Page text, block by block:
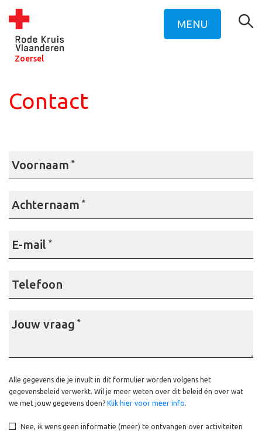
Zoersel
MENU
Contact
Voornaam *
Achternaam *
E-mail *
Telefoon
Jouw vraag *
Alle gegevens die je invult in dit formulier worden volgens het
gegevensbeleid verwerkt. Wil je meer weten over dit beleid én over wat
we met jouw gegevens doen? Klik hier voor meer info.
Nee, ik wens geen informatie (meer) te ontvangen over activiteiten